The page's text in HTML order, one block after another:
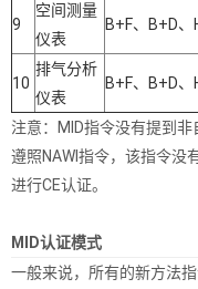
9
空间测量
仪表
B+F、B+D、
10
排气分析
仪表
B+F、B+D、
注意：MID指令没有提到
遵照NAWI指令，该指令没
进行CE认证。
MID认证模式
一般来说，所有的新方法